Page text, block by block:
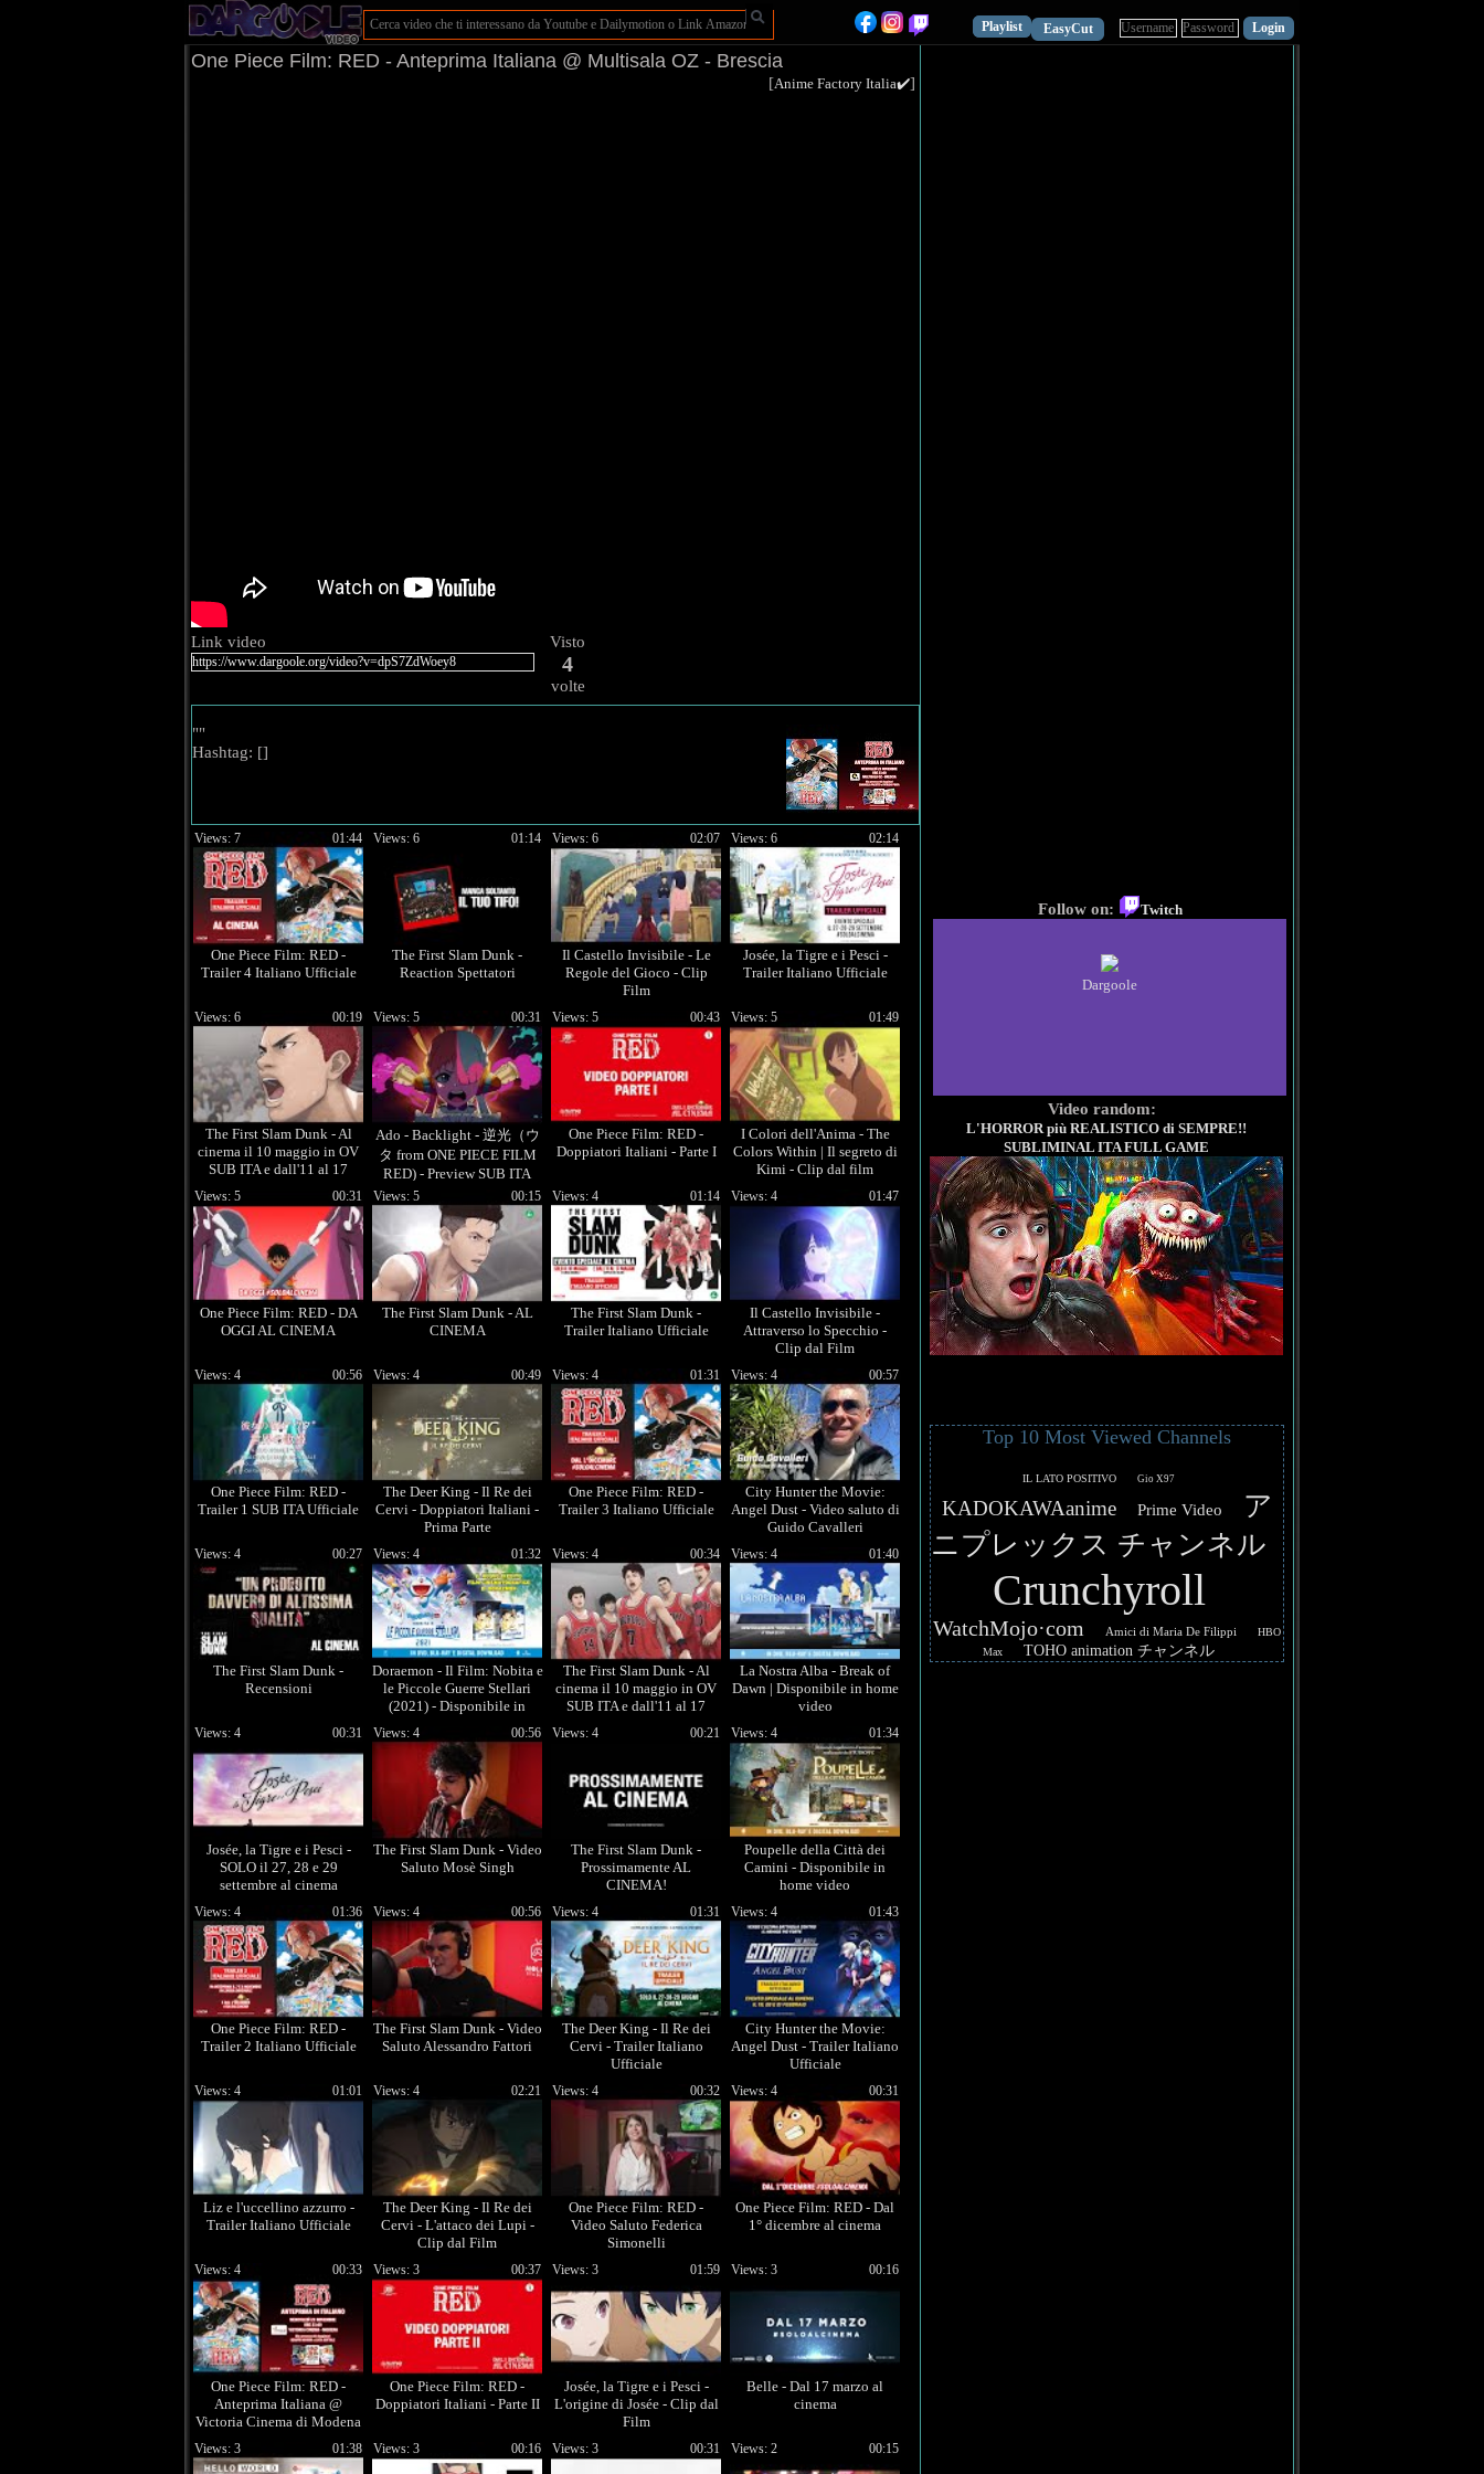
Playlist EasyCut
One Piece Film: RED - Anteprima Italiana @ Multisala OZ - Brescia
[Anime Factory Italia✔️]
Link video Visto
4
volte
""
Hashtag: []
One Piece Film: RED -
Trailer 4 Italiano Ufficiale
01:44
Views: 7
The First Slam Dunk -
Reaction Spettatori
01:14
Views: 6
Il Castello Invisibile - Le
Regole del Gioco - Clip
Film
02:07
Views: 6
Josée, la Tigre e i Pesci -
Trailer Italiano Ufficiale
02:14
Views: 6
The First Slam Dunk - Al
cinema il 10 maggio in OV
SUB ITA e dall'11 al 17
maggio in italiano
00:19
Views: 6
Ado - Backlight - 逆光（ウ
タ from ONE PIECE FILM
RED) - Preview SUB ITA
00:31
Views: 5
One Piece Film: RED -
Doppiatori Italiani - Parte I
00:43
Views: 5
I Colori dell'Anima - The
Colors Within | Il segreto di
Kimi - Clip dal film
01:49
Views: 5
One Piece Film: RED - DA
OGGI AL CINEMA
00:31
Views: 5
The First Slam Dunk - AL
CINEMA
00:15
Views: 5
The First Slam Dunk -
Trailer Italiano Ufficiale
01:14
Views: 4
Il Castello Invisibile -
Attraverso lo Specchio -
Clip dal Film
01:47
Views: 4
One Piece Film: RED -
Trailer 1 SUB ITA Ufficiale
00:56
Views: 4
The Deer King - Il Re dei
Cervi - Doppiatori Italiani -
Prima Parte
00:49
Views: 4
One Piece Film: RED -
Trailer 3 Italiano Ufficiale
01:31
Views: 4
City Hunter the Movie:
Angel Dust - Video saluto di
Guido Cavalleri
00:57
Views: 4
The First Slam Dunk -
Recensioni
00:27
Views: 4
Doraemon - Il Film: Nobita e
le Piccole Guerre Stellari
(2021) - Disponibile in
01:32
Views: 4
The First Slam Dunk - Al
cinema il 10 maggio in OV
SUB ITA e dall'11 al 17
maggio in italiano
00:34
Views: 4
La Nostra Alba - Break of
Dawn | Disponibile in home
video
01:40
Views: 4
Josée, la Tigre e i Pesci -
SOLO il 27, 28 e 29
settembre al cinema
00:31
Views: 4
The First Slam Dunk - Video
Saluto Mosè Singh
00:56
Views: 4
The First Slam Dunk -
Prossimamente AL
CINEMA!
00:21
Views: 4
Poupelle della Città dei
Camini - Disponibile in
home video
01:34
Views: 4
One Piece Film: RED -
Trailer 2 Italiano Ufficiale
01:36
Views: 4
The First Slam Dunk - Video
Saluto Alessandro Fattori
00:56
Views: 4
The Deer King - Il Re dei
Cervi - Trailer Italiano
Ufficiale
01:31
Views: 4
City Hunter the Movie:
Angel Dust - Trailer Italiano
Ufficiale
01:43
Views: 4
Liz e l'uccellino azzurro -
Trailer Italiano Ufficiale
01:01
Views: 4
The Deer King - Il Re dei
Cervi - L'attaco dei Lupi -
Clip dal Film
02:21
Views: 4
One Piece Film: RED -
Video Saluto Federica
Simonelli
00:32
Views: 4
One Piece Film: RED - Dal
1° dicembre al cinema
00:31
Views: 4
One Piece Film: RED -
Anteprima Italiana @
Victoria Cinema di Modena
00:33
Views: 4
One Piece Film: RED -
Doppiatori Italiani - Parte II
00:37
Views: 3
Josée, la Tigre e i Pesci -
L'origine di Josée - Clip dal
Film
01:59
Views: 3
Belle - Dal 17 marzo al
cinema
00:16
Views: 3
01:38
Views: 3 00:16
Views: 3 00:31
Views: 3 00:15
Views: 2
Follow on: Twitch
Dargoole
Video random:
L'HORROR più REALISTICO di SEMPRE!!
SUBLIMINAL ITA FULL GAME
Top 10 Most Viewed Channels
IL LATO POSITIVO Gio X97
KADOKAWAanime Prime Video
ア
ニプレックス チャンネル
Crunchyroll
WatchMojo·com Amici di Maria De Filippi
HBO
Max
TOHO animation チャンネル